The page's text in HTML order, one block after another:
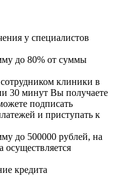
у специалистов
до 80% от суммы
клиники в
30 минут Вы получаете
подписать
и приступать к
до 500000 рублей, на
кредита